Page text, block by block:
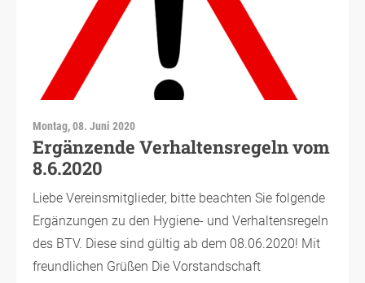
Montag, 08. Juni 2020
Ergänzende Verhaltensregeln vom
8.6.2020
Liebe Vereinsmitglieder, bitte beachten Sie folgende
Ergänzungen zu den Hygiene- und Verhaltensregeln
des BTV. Diese sind gültig ab dem 08.06.2020! Mit
freundlichen Grüßen Die Vorstandschaft